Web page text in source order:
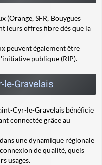
(Orange, SFR, Bouygues
leurs offres fibre dès que la
peuvent également être
publique (RIP).
le-Gravelais
Cyr-le-Gravelais bénéficie
connectée grâce au
une dynamique régionale
de qualité, quels
usages.